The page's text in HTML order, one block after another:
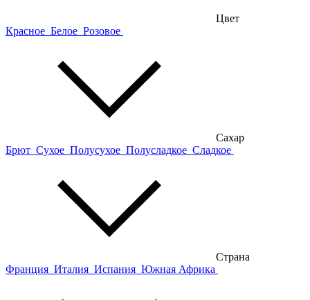
Цвет
Красное Белое Розовое
Сахар
Брют Сухое Полусухое Полусладкое Сладкое
Страна
Франция Италия Испания Южная Африка